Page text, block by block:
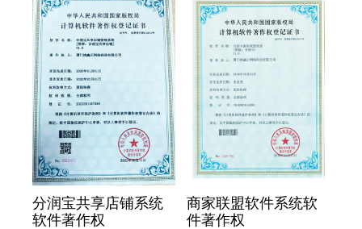
分润宝共享店铺系统
软件著作权
商家联盟软件系统软
件著作权